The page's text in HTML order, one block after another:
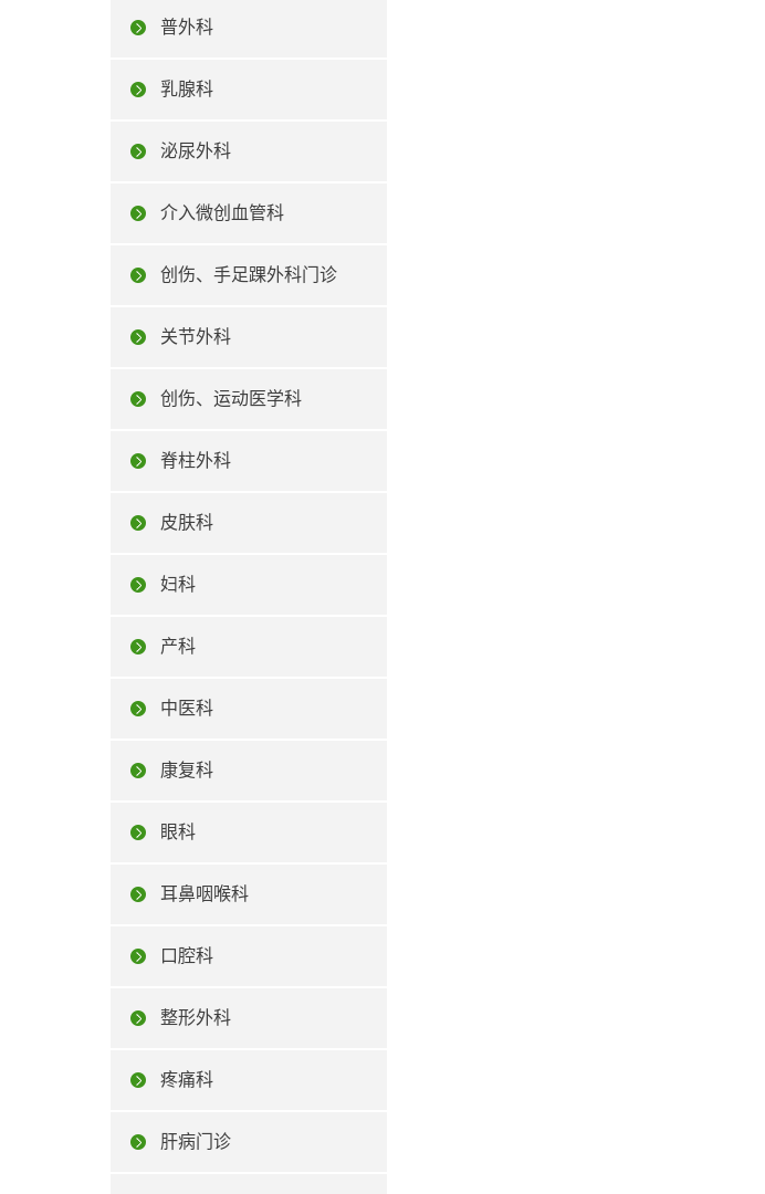
普外科
乳腺科
泌尿外科
介入微创血管科
创伤、手足踝外科门诊
关节外科
创伤、运动医学科
脊柱外科
皮肤科
妇科
产科
中医科
康复科
眼科
耳鼻咽喉科
口腔科
整形外科
疼痛科
肝病门诊